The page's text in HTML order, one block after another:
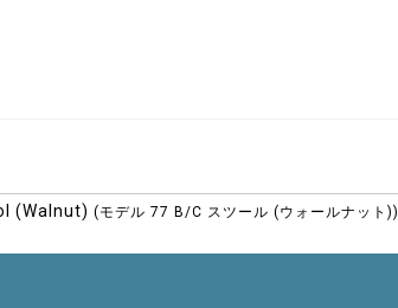
(Walnut) (モデル 77 B/C スツール (ウォールナット))